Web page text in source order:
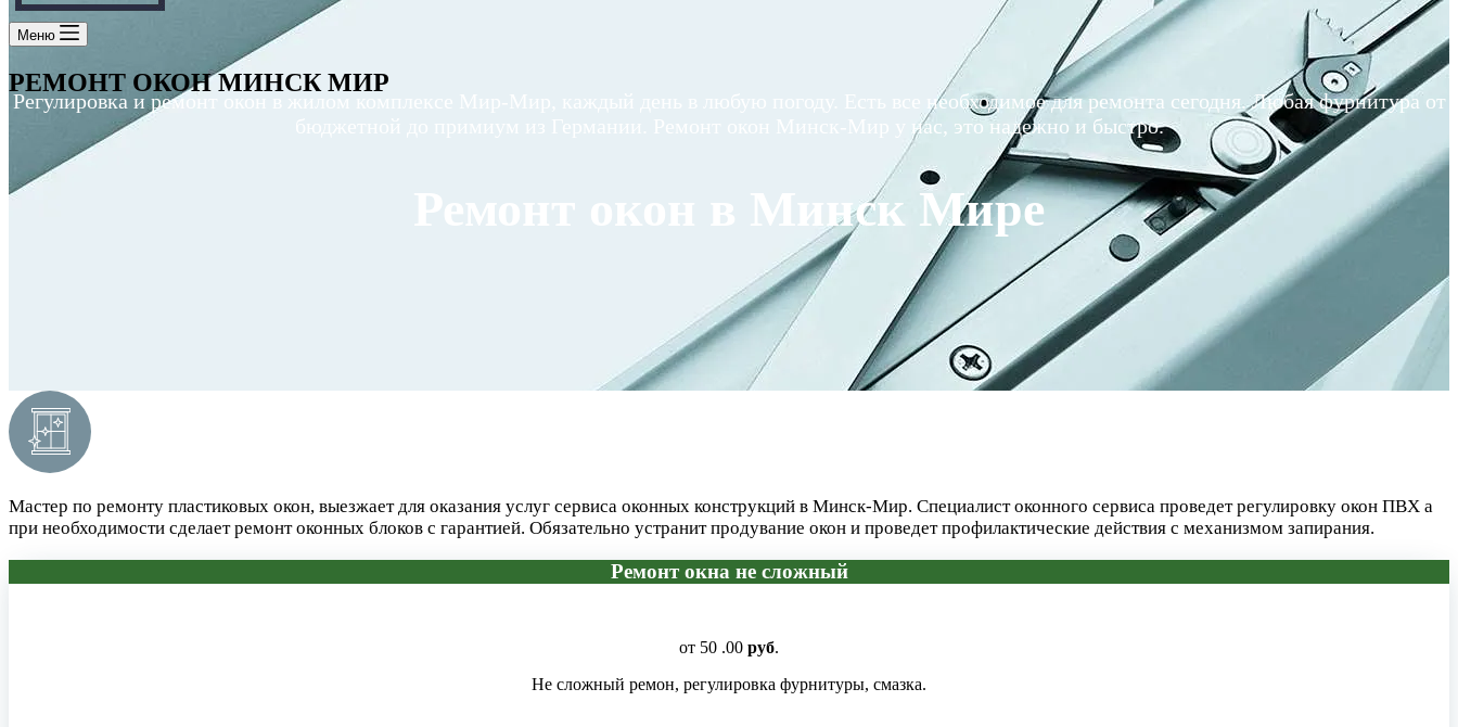
Меню
РЕМОНТ ОКОН МИНСК МИР
Регулировка и ремонт окон в жилом комплексе Мир-Мир, каждый день в любую погоду. Есть все необходимое для ремонта сегодня. Любая фурнитура от
бюджетной до примиум из Германии. Ремонт окон Минск-Мир у нас, это надежно и быстро.
Ремонт окон в Минск Мире
Мастер по ремонту пластиковых окон, выезжает для оказания услуг сервиса оконных конструкций в Минск-Мир. Специалист оконного сервиса проведет регулировку окон ПВХ а
при необходимости сделает ремонт оконных блоков с гарантией. Обязательно устранит продувание окон и проведет профилактические действия с механизмом запирания.
Ремонт окна не сложный
от 50 .00 руб.
Не сложный ремон, регулировка фурнитуры, смазка.